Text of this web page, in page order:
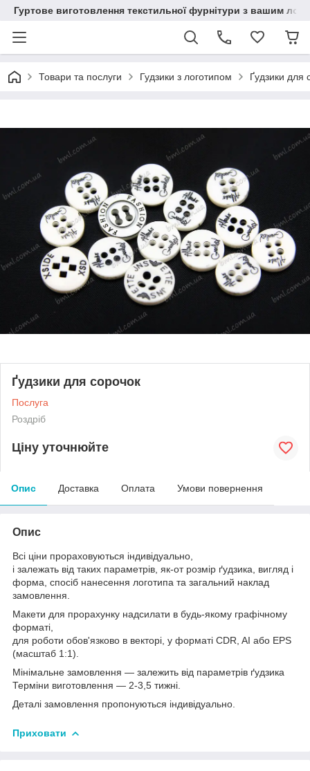
Гуртове виготовлення текстильної фурнітури з вашим
Товари та послуги Гудзики з логотипом Ґудзики для
Ґудзики для сорочок
Послуга
Роздріб
Ціну уточнюйте
Опис Доставка Оплата Умови повернення
Опис
Всі ціни прораховуються індивідуально,
і залежать від таких параметрів, як-от розмір ґудзика, вигляд і
форма, спосіб нанесення логотипа та загальний наклад
замовлення.
Макети для прорахунку надсилати в будь-якому графічному
форматі,
для роботи обов'язково в векторі, у форматі CDR, AI або EPS
(масштаб 1:1).
Мінімальне замовлення — залежить від параметрів ґудзика
Терміни виготовлення — 2-3,5 тижні.
Деталі замовлення пропонуються індивідуально.
Приховати